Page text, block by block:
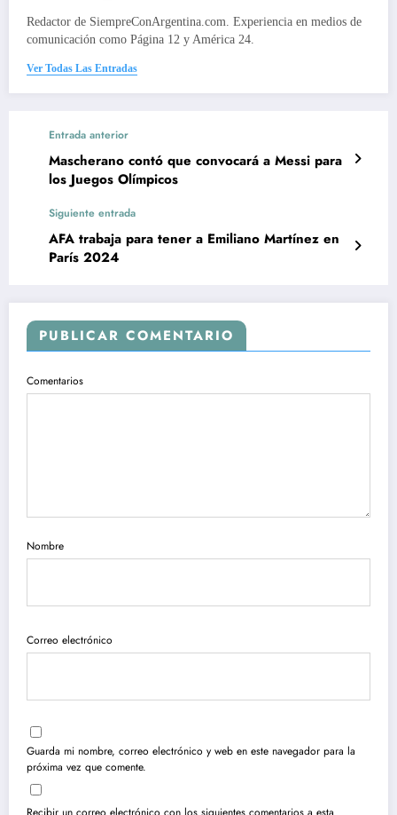
Redactor de SiempreConArgentina.com. Experiencia en medios de
comunicación como Página 12 y América 24.
Ver Todas Las Entradas
Entrada anterior
Mascherano contó que convocará a Messi para
los Juegos Olímpicos
Siguiente entrada
AFA trabaja para tener a Emiliano Martínez en
París 2024
PUBLICAR COMENTARIO
Comentarios
Nombre
Correo electrónico
Guarda mi nombre, correo electrónico y web en este navegador para la
próxima vez que comente.